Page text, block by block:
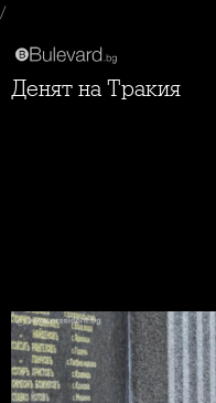
/
Денят на Тракия